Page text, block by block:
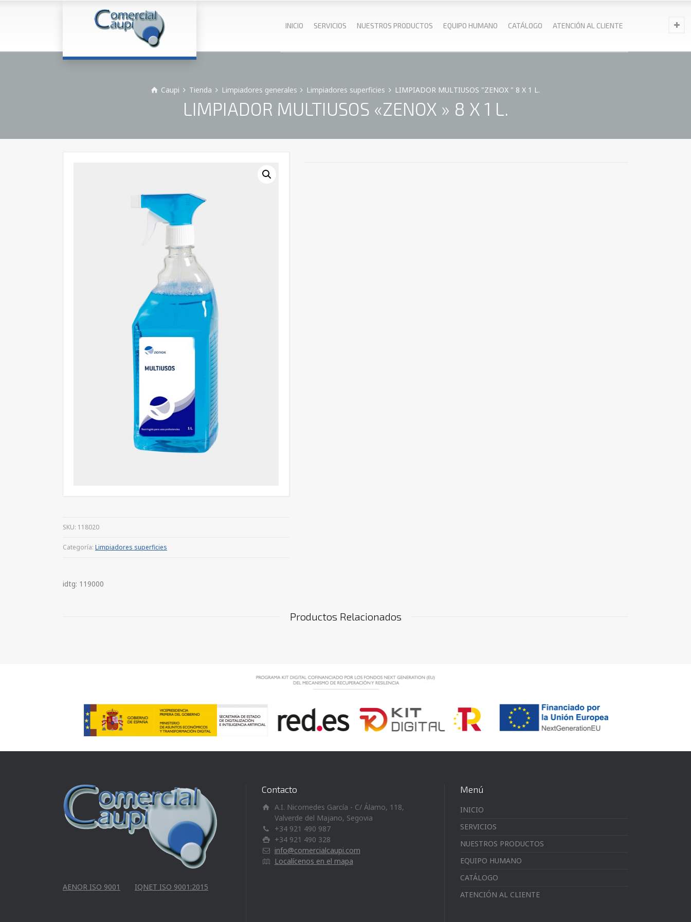
INICIO SERVICIOS NUESTROS PRODUCTOS EQUIPO HUMANO CATÁLOGO ATENCIÓN AL CLIENTE
Caupi Tienda Limpiadores generales Limpiadores superficies LIMPIADOR MULTIUSOS "ZENOX " 8 X 1 L.
LIMPIADOR MULTIUSOS «ZENOX » 8 X 1 L.
SKU: 118020
Categoría: Limpiadores superficies
idtg: 119000
Productos Relacionados
AENOR ISO 9001 IQNET ISO 9001:2015
Contacto
A.I. Nicomedes García - C/ Álamo, 118,
Valverde del Majano, Segovia
+34 921 490 987
+34 921 490 328
info@comercialcaupi.com
Localícenos en el mapa
Menú
INICIO
SERVICIOS
NUESTROS PRODUCTOS
EQUIPO HUMANO
CATÁLOGO
ATENCIÓN AL CLIENTE